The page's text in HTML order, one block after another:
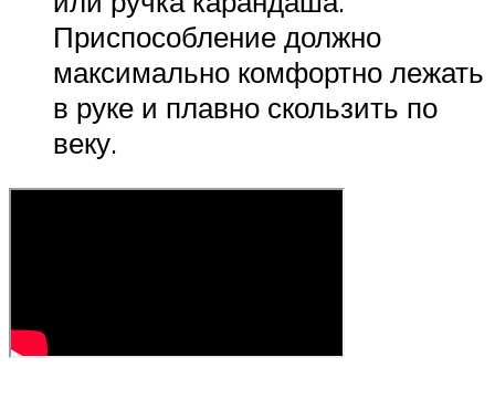
Приспособление должно
максимально комфортно лежать
в руке и плавно скользить по
веку.